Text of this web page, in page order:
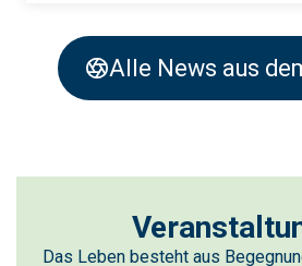
Alle News aus
Das Leben besteht aus